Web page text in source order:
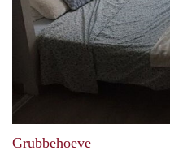
Grubbehoeve